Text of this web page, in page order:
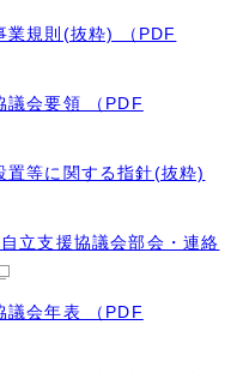
業規則(抜粋) （PDF
議会要領 （PDF
置等に関する指針(抜粋)
立支援協議会部会・連絡
議会年表 （PDF